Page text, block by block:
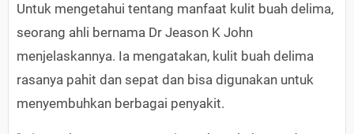
Untuk mengetahui tentang manfaat kulit buah delima,
seorang ahli bernama Dr Jeason K John
menjelaskannya. Ia mengatakan, kulit buah delima
rasanya pahit dan sepat dan bisa digunakan untuk
menyembuhkan berbagai penyakit.